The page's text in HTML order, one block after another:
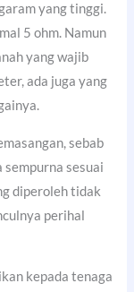
yang tinggi.
5 ohm. Namun
yang wajib
ada juga yang
sebab
sesuai
diperoleh tidak
perihal
kepada tenaga